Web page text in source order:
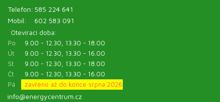
Telefon: 585 224 641
Mobil:
602 583 091
Otevírací doba:
Po
9.00 - 12.30, 13.30 - 18.00
Út
9.00 - 12.30, 13.30 - 16.00
St
9.00 - 12.30, 13.30 - 18.00
Čt
9.00 - 12.30, 13.30 - 16.00
Pá
zavřeno až do konce srpna 2026
info@energycentrum.cz